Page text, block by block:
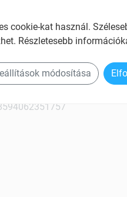
90 db
a betegségek
a szervezetet
cookie-kat használ.
Részletesebb
módosítása